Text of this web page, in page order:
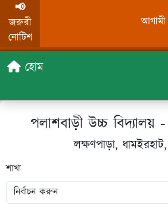
📢
জরুরী
নোটিশ
হোম
পলাশবাড়ী উচ্চ বিদ্যালয়
লক্ষণপাড়া,
শাখা